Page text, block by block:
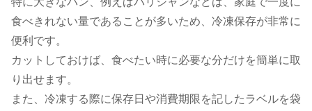
食べきれない量であることが多いため、冷凍保存が非常に
便利です。
カットしておけば、食べたい時に必要な分だけを簡単に取
り出せます。
また、冷凍する際に保存日や消費期限を記したラベルを袋